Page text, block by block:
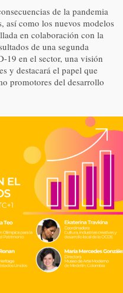
de la pandemia
así como los nuevos modelos
en colaboración con la
de una segunda
19 en el sector, una visión
y destacará el papel que
promotores del desarrollo